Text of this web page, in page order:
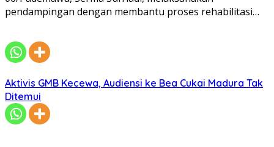
pendampingan dengan membantu proses rehabilitasi…
Aktivis GMB Kecewa, Audiensi ke Bea Cukai Madura Tak
Ditemui